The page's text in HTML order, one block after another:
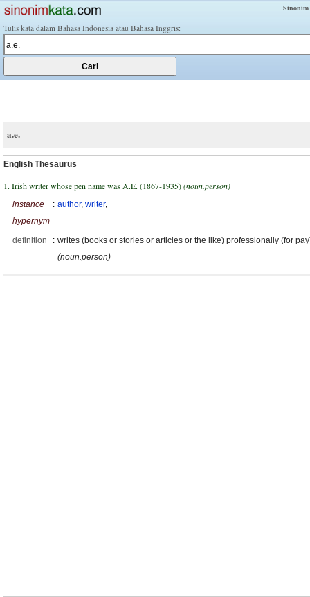
Tulis kata dalam Bahasa Indonesia atau Bahasa Inggris:
a.e.
English Thesaurus
1. Irish writer whose pen name was A.E. (1867-1935)(noun.person)
instance
hypernym
: author, writer,
definition : writes (books or stories or articles or the like) professionally (for
(noun.person)